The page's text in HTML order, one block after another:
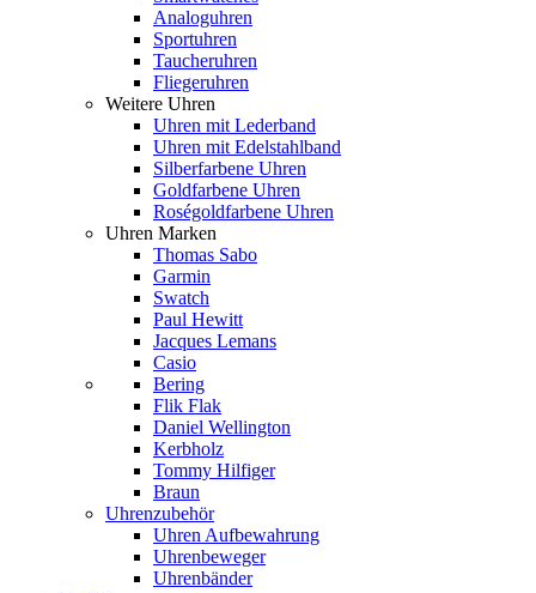
Analoguhren
Sportuhren
Taucheruhren
Fliegeruhren
Weitere Uhren
Uhren mit Lederband
Uhren mit Edelstahlband
Silberfarbene Uhren
Goldfarbene Uhren
Roségoldfarbene Uhren
Uhren Marken
Thomas Sabo
Garmin
Swatch
Paul Hewitt
Jacques Lemans
Casio
Bering
Flik Flak
Daniel Wellington
Kerbholz
Tommy Hilfiger
Braun
Uhrenzubehör
Uhren Aufbewahrung
Uhrenbeweger
Uhrenbänder